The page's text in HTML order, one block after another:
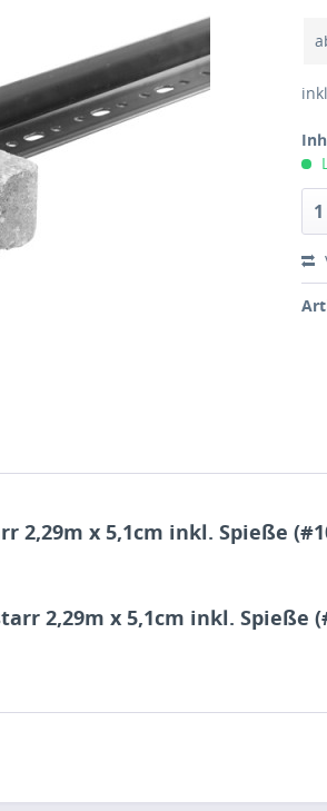
2,29m x 5,1cm inkl. Spieße
2,29m x 5,1cm inkl. Spieße